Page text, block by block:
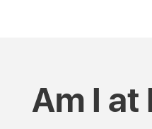
Am I at